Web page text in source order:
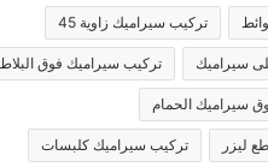
تركيب سيراميك زاوية 45
سيراميك تركيب سيراميك فوق البلاط
سيراميك الحمام
ليزر تركيب سيراميك كلبسات